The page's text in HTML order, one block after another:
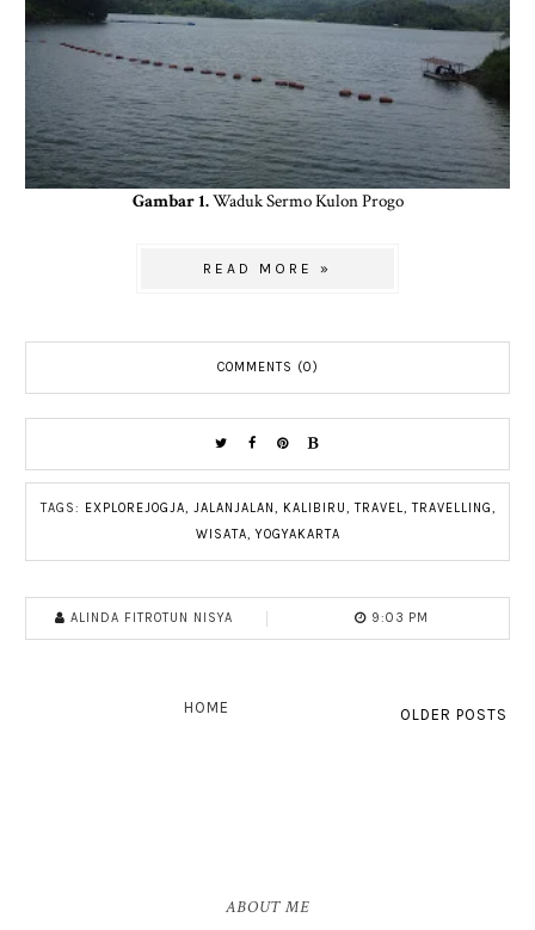
Gambar 1.Waduk Sermo Kulon Progo
READ MORE »
COMMENTS (0)
TAGS: EXPLOREJOGJA, JALANJALAN, KALIBIRU,TRAVEL,TRAVELLING,
WISATA,YOGYAKARTA
ALINDA FITROTUN NISYA 9:03 PM
OLDER POSTS
HOME
ABOUT ME